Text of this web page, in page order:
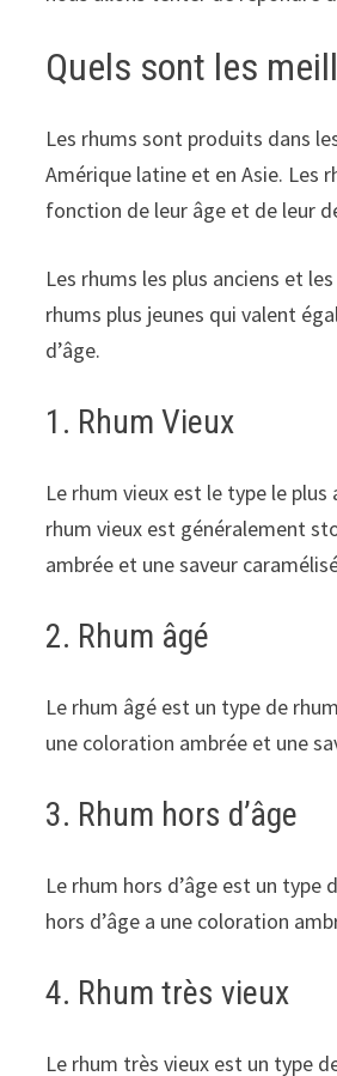
Quels sont les
Les rhums sont produits dans
Amérique latine et en Asie. Les
fonction de leur âge et de leur
Les rhums les plus anciens et
rhums plus jeunes qui valent
d’âge.
1. Rhum Vieux
Le rhum vieux est le type le
rhum vieux est généralement
ambrée et une saveur
2. Rhum âgé
Le rhum âgé est un type de
une coloration ambrée et une
3. Rhum hors d’âge
Le rhum hors d’âge est un
hors d’âge a une coloration
4. Rhum très vieux
Le rhum très vieux est un type